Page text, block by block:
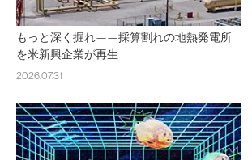
もっと深く掘れ——採算割れの地熱発電所
を米新興企業が再生
2026.07.31